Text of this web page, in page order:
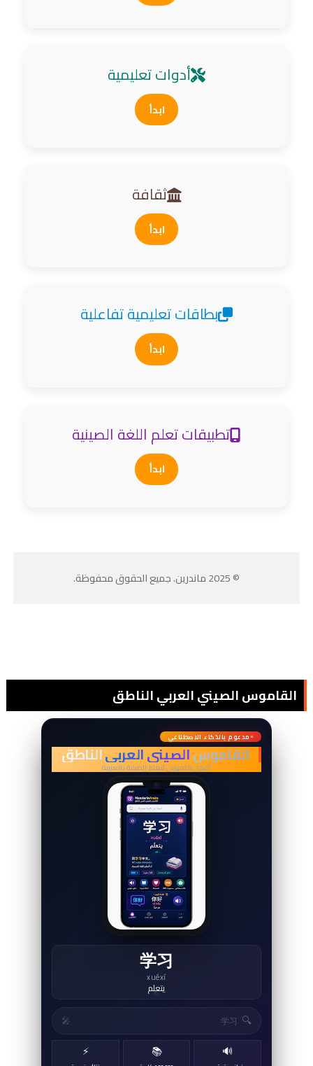
أدوات تعليمية
ابدأ
ثقافة
ابدأ
بطاقات تعليمية تفاعلية
ابدأ
تطبيقات تعلم اللغة الصينية
ابدأ
© 2025 ماندرين. جميع الحقوق محفوظة.
القاموس الصيني العربي الناطق
词
典
مدعوم بالذكاء الاصطناعي
القاموسالصيني العربيالناطق
أقوى قاموس لتعلم الصينية بالعربية
朋友
péngyou
صديق
↻
🔍
🎤
🔊
📚
⚡